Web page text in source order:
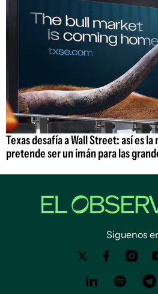
Texas desafía a Wall Street: así es la
pretende ser un imán para las
Siguenos